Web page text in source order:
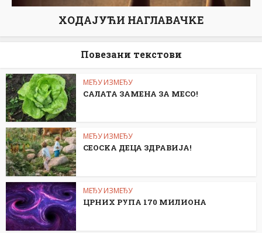
ХОДАЈУЋИ НАГЛАВАЧKЕ
Повезани текстови
МЕЂУ ИЗМЕЂУ
САЛАТА ЗАМЕНА ЗА МЕСО!
МЕЂУ ИЗМЕЂУ
СЕОСKА ДЕЦА ЗДРАВИЈА!
МЕЂУ ИЗМЕЂУ
ЦРНИХ РУПА 170 МИЛИОНА